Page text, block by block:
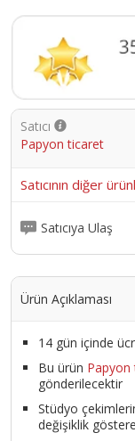
Satıcı
Papyon ticaret
Satıcının diğer
Satıcıya Ulaş
Ürün Açıklaması
14 gün içinde
Bu ürün
gönderilecektir
Stüdyo
değişiklik